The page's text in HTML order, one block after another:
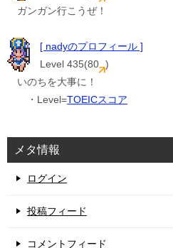
ガンガン行こうぜ！
[ nadyのプロフィール ]
Level 435(80 )
いのちを大事に！
・Level=TOEICスコア
メタ情報
ログイン
投稿フィード
コメントフィード